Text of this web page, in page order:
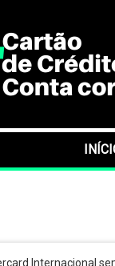
Internacional